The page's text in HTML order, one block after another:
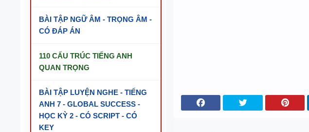
BÀI TẬP NGỮ ÂM - TRỌNG ÂM -
CÓ ĐÁP ÁN
110 CẤU TRÚC TIẾNG ANH
QUAN TRỌNG
BÀI TẬP LUYỆN NGHE - TIẾNG
ANH 7 - GLOBAL SUCCESS -
HỌC KỲ 2 - CÓ SCRIPT - CÓ
KEY